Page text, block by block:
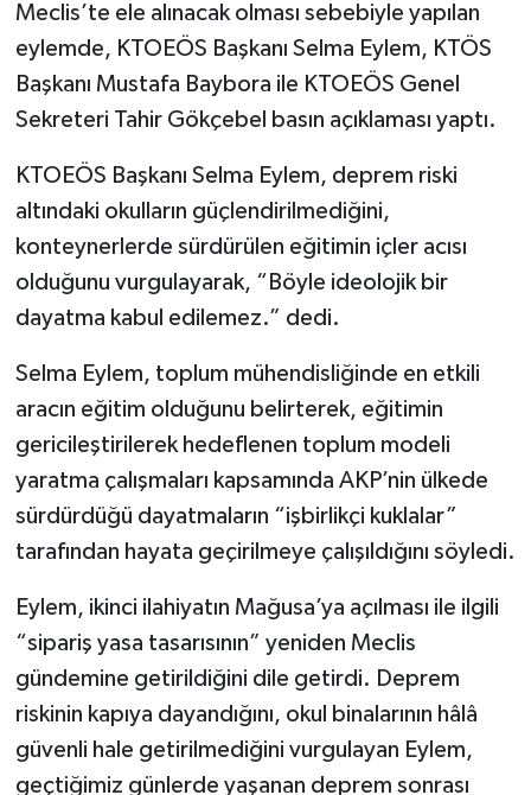
Meclis’te ele alınacak olması sebebiyle yapılan
eylemde, KTOEÖS Başkanı Selma Eylem, KTÖS
Başkanı Mustafa Baybora ile KTOEÖS Genel
Sekreteri Tahir Gökçebel basın açıklaması yaptı.
KTOEÖS Başkanı Selma Eylem, deprem riski
altındaki okulların güçlendirilmediğini,
konteynerlerde sürdürülen eğitimin içler acısı
olduğunu vurgulayarak, “Böyle ideolojik bir
dayatma kabul edilemez.” dedi.
Selma Eylem, toplum mühendisliğinde en etkili
aracın eğitim olduğunu belirterek, eğitimin
gericileştirilerek hedeflenen toplum modeli
yaratma çalışmaları kapsamında AKP’nin ülkede
sürdürdüğü dayatmaların “işbirlikçi kuklalar”
tarafından hayata geçirilmeye çalışıldığını söyledi.
Eylem, ikinci ilahiyatın Mağusa’ya açılması ile ilgili
“sipariş yasa tasarısının” yeniden Meclis
gündemine getirildiğini dile getirdi. Deprem
riskinin kapıya dayandığını, okul binalarının hâlâ
güvenli hale getirilmediğini vurgulayan Eylem,
geçtiğimiz günlerde yaşanan deprem sonrası